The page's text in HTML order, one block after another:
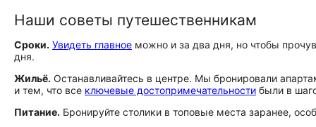
Наши советы путешественникам
Сроки. Увидеть главное можно и за два дня, но чтобы
дня.
Жильё. Останавливайтесь в центре. Мы бронировали
и тем, что все ключевые до­сто­при­ме­ча­тель­но­сти были в
Питание. Бронируйте столики в топовые места заранее,